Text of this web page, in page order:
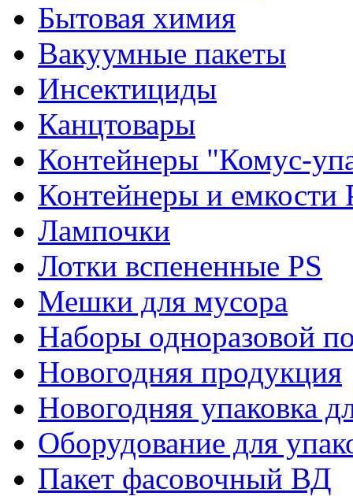
Бытовая химия
Вакуумные пакеты
Инсектициды
Канцтовары
Контейнеры "Комус-
Контейнеры и емкости
Лампочки
Лотки вспененные PS
Мешки для мусора
Наборы одноразовой
Новогодняя продукция
Новогодняя упаковка
Оборудование для
Пакет фасовочный ВД